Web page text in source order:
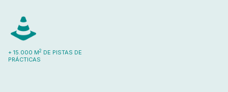
+ 15.000 M2 DE PISTAS DE
PRÁCTICAS